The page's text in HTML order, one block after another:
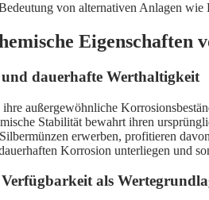
von alternativen Anlagen
Eigenschaften
dauerhafte Werthaltigkeit
außergewöhnliche
Stabilität bewahrt ihren
erwerben, profitieren
Korrosion unterliegen und
als